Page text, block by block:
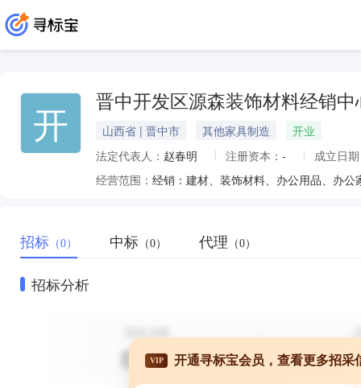
开 晋中开发区源森装饰材料经销中
山西省 | 晋中市 其他家具制造
开业
法定代表人： 赵春明 注册资本： -
成立日
经营范围：
招标 （0） 中标 （0） 代理 （0）
招标分析
VIP 开通寻标宝会员，查看更多招采